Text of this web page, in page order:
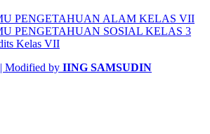
| Modified by IING SAMSUDIN